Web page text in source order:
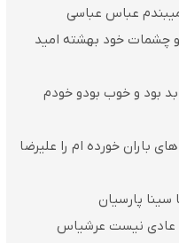
عباس عباسی
چشمات خود بهشته امید
بود و خوب بودو خودم
باران‌ خورده ام را علیرضا
سینا پارسیان
عادی نیست عرشیاس